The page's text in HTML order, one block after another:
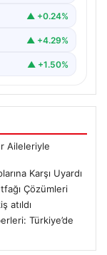
▲ +0.24%
▲ +4.29%
▲ +1.50%
Aileleriyle
Karşı Uyardı
Çözümleri
atıldı
Türkiye’de